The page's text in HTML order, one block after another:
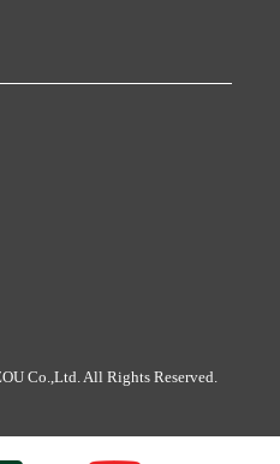
Co.,Ltd. All Rights Reserved.